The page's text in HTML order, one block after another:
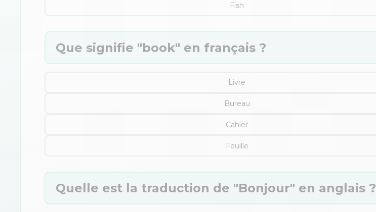
Fish
Que signifie "book" en français ?
Livre
Bureau
Cahier
Feuille
Quelle est la traduction de "Bonjour" en anglais ?